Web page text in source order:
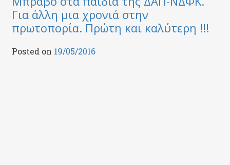
Για άλλη μια χρονιά στην
πρωτοπορία. Πρώτη και καλύτερη !!!
Posted on 19/05/2016